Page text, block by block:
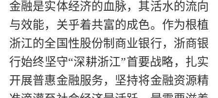
金融是实体经济的血脉，其活水的流向
与效能，关乎着共富的成色。作为根植
浙江的全国性股份制商业银行，浙商银
行始终坚守“深耕浙江”首要战略，扎实
开展普惠金融服务，坚持将金融资源精